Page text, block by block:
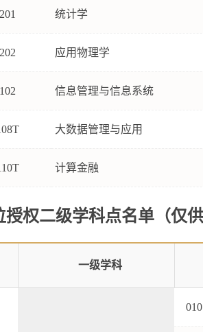
统计学
应用物理学
信息管理与信息系统
大数据管理与应用
计算金融
权二级学科点名单（仅供
一级学科